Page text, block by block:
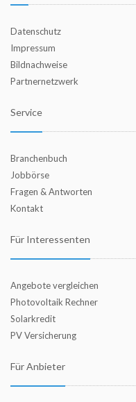
Datenschutz
Impressum
Bildnachweise
Partnernetzwerk
Service
Branchenbuch
Jobbörse
Fragen & Antworten
Kontakt
Für Interessenten
Angebote vergleichen
Photovoltaik Rechner
Solarkredit
PV Versicherung
Für Anbieter